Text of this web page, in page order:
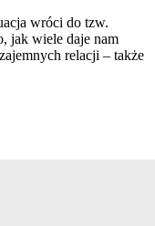
wróci do tzw.
jak wiele daje nam
relacji – także